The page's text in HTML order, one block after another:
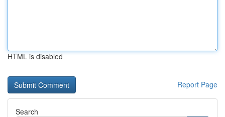
HTML is disabled
Report Page
Search